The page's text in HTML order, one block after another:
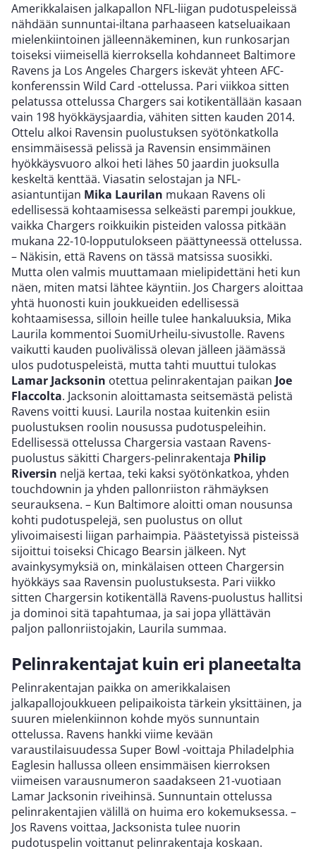
Amerikkalaisen jalkapallon NFL-liigan pudotuspeleissä
nähdään sunnuntai-iltana parhaaseen katseluaikaan
mielenkiintoinen jälleennäkeminen, kun runkosarjan
toiseksi viimeisellä kierroksella kohdanneet Baltimore
Ravens ja Los Angeles Chargers iskevät yhteen AFC-
konferenssin Wild Card -ottelussa. Pari viikkoa sitten
pelatussa ottelussa Chargers sai kotikentällään kasaan
vain 198 hyökkäysjaardia, vähiten sitten kauden 2014.
Ottelu alkoi Ravensin puolustuksen syötönkatkolla
ensimmäisessä pelissä ja Ravensin ensimmäinen
hyökkäysvuoro alkoi heti lähes 50 jaardin juoksulla
keskeltä kenttää. Viasatin selostajan ja NFL-
asiantuntijan Mika Laurilan mukaan Ravens oli
edellisessä kohtaamisessa selkeästi parempi joukkue,
vaikka Chargers roikkuikin pisteiden valossa pitkään
mukana 22-10-lopputulokseen päättyneessä ottelussa.
– Näkisin, että Ravens on tässä matsissa suosikki.
Mutta olen valmis muuttamaan mielipidettäni heti kun
näen, miten matsi lähtee käyntiin. Jos Chargers aloittaa
yhtä huonosti kuin joukkueiden edellisessä
kohtaamisessa, silloin heille tulee hankaluuksia, Mika
Laurila kommentoi SuomiUrheilu-sivustolle. Ravens
vaikutti kauden puolivälissä olevan jälleen jäämässä
ulos pudotuspeleistä, mutta tahti muuttui tulokas
Lamar Jacksonin otettua pelinrakentajan paikan Joe
Flaccolta. Jacksonin aloittamasta seitsemästä pelistä
Ravens voitti kuusi. Laurila nostaa kuitenkin esiin
puolustuksen roolin nousussa pudotuspeleihin.
Edellisessä ottelussa Chargersia vastaan Ravens-
puolustus säkitti Chargers-pelinrakentaja Philip
Riversin neljä kertaa, teki kaksi syötönkatkoa, yhden
touchdownin ja yhden pallonriiston rähmäyksen
seurauksena. – Kun Baltimore aloitti oman nousunsa
kohti pudotuspelejä, sen puolustus on ollut
ylivoimaisesti liigan parhaimpia. Päästetyissä pisteissä
sijoittui toiseksi Chicago Bearsin jälkeen. Nyt
avainkysymyksiä on, minkälaisen otteen Chargersin
hyökkäys saa Ravensin puolustuksesta. Pari viikko
sitten Chargersin kotikentällä Ravens-puolustus hallitsi
ja dominoi sitä tapahtumaa, ja sai jopa yllättävän
paljon pallonriistojakin, Laurila summaa.
Pelinrakentajat kuin eri planeetalta
Pelinrakentajan paikka on amerikkalaisen
jalkapallojoukkueen pelipaikoista tärkein yksittäinen, ja
suuren mielenkiinnon kohde myös sunnuntain
ottelussa. Ravens hankki viime kevään
varaustilaisuudessa Super Bowl -voittaja Philadelphia
Eaglesin hallussa olleen ensimmäisen kierroksen
viimeisen varausnumeron saadakseen 21-vuotiaan
Lamar Jacksonin riveihinsä. Sunnuntain ottelussa
pelinrakentajien välillä on huima ero kokemuksessa. –
Jos Ravens voittaa, Jacksonista tulee nuorin
pudotuspelin voittanut pelinrakentaja koskaan.